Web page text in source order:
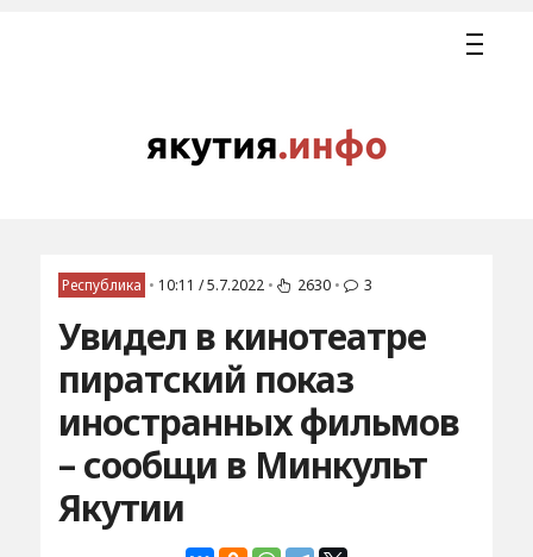
Республика • 10:11 / 5.7.2022 • 2630 • 3
Увидел в кинотеатре
пиратский показ
иностранных фильмов
– сообщи в Минкульт
Якутии